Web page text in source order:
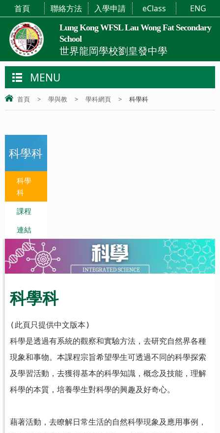
Lung Kong WFSL Lau Wong Fat Secondary
School
世界龍岡學校劉皇發中學
首頁 聯絡方法 入學申請 eClass ENG
MENU
首頁 > 學與教 > 學科網頁 > 科學科
科學科
科學
科
課程
連結
科學科
(此頁只提供中文版本)
科學是透過有系統的觀察和實驗方法，去研究自然界各種
現象和事物。本課程宗旨希望學生可透過不同的科學探索
及學習活動，去獲得基本的科學知識，概念及技能，理解
科學的本質，培養學生對科學的興趣及好奇心。
藉著活動，去瞭解日常生活的自然科學現象及應用事例，